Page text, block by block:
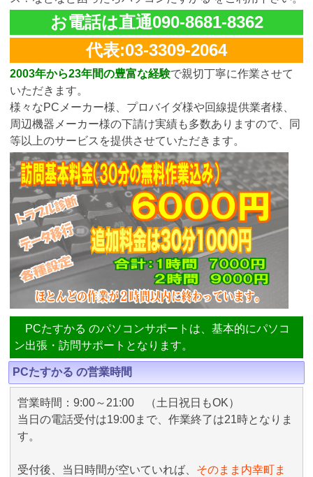
お電話は直通090-8681-8362
代表:03-3309-2064
2003年から23年間の豊富な経験で親切丁寧に作業させて
いただきます。
様々なPCメーカー様、プロバイダ様や回線提供業者様、
周辺機器メーカー様の下請け実績も多数ありますので、同
等以上のサービスを提供させていただきます。
PCたすかる のパソコンサポートは、基本的にパソコ
ン出張・訪問サポートとなります。
PCたすかる の営業時間
営業時間：9:00～21:00 （土日祝日もOK）
当日の電話受付は19:00まで、作業終了は21時となりま
す。
受付後、当日時間が空いていれば、 そのまま内幸町ま